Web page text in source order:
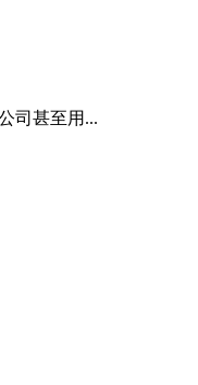
司甚至用...